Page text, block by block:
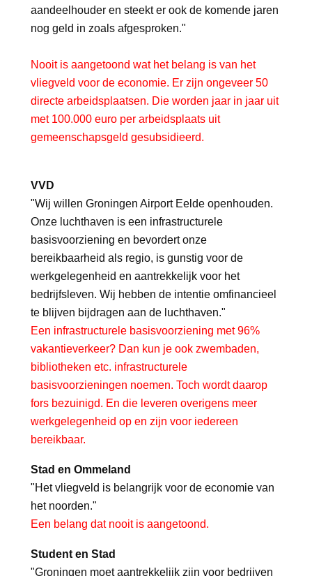
aandeelhouder en steekt er ook dekomende jaren
nog geld in zoals afgesproken."
Nooit is aangetoond wat het belang is van het
vliegveld voor de economie. Er zijn ongeveer 50
directe arbeidsplaatsen. Die worden jaar in jaar uit
met 100.000 euro per arbeidsplaats uit
gemeenschapsgeld gesubsidieerd.
VVD
"Wij willen Groningen Airport Eelde openhouden.
Onze luchthaven is een infrastructurele
basisvoorziening en bevordert onze
bereikbaarheid als regio, is gunstig voor de
werkgelegenheid en aantrekkelijk voor het
bedrijfsleven. Wij hebben de intentie omfinancieel
te blijven bijdragen aan de luchthaven."
Een infrastructurele basisvoorziening met 96%
vakantieverkeer? Dan kun je ook zwembaden,
bibliotheken etc. infrastructurele
basisvoorzieningen noemen. Toch wordt daarop
fors bezuinigd. En die leveren overigens meer
werkgelegenheid op en zijn voor iedereen
bereikbaar.
Stad en Ommeland
"Het vliegveld is belangrijk voor de economie van
het noorden."
Een belang dat nooit is aangetoond.
Student en Stad
"Groningen moet aantrekkelijk zijn voor bedrijven